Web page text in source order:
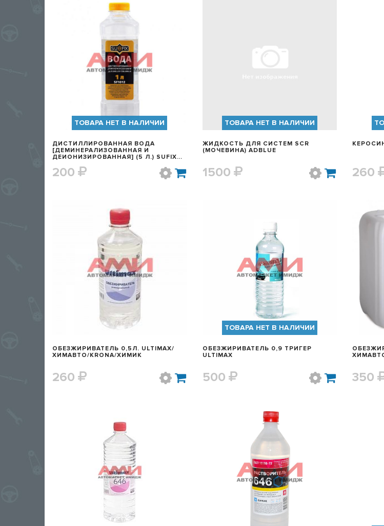
БЫСТРЫЙ ПРОСМОТР
ТОВАРА НЕТ В НАЛИЧИИ
ДИСТИЛЛИРОВАННАЯ ВОДА
[ДЕМИНЕРАЛИЗОВАННАЯ И
ДЕИОНИЗИРОВАННАЯ] (5 Л.) SUFIX
200
ТОВАРА НЕТ В НАЛИЧИИ
ЖИДКОСТЬ ДЛЯ СИСТЕМ SCR
(МОЧЕВИНА) ADBLUE
1500 260
БЫСТРЫЙ ПРОСМОТР
ОБЕЗЖИРИВАТЕЛЬ 0,5Л. ULTIMAX/
ХИМАВТО/KRONA/ХИМИК
260
БЫСТРЫЙ ПРОСМОТР
ТОВАРА НЕТ В НАЛИЧИИ
ОБЕЗЖИРИВАТЕЛЬ 0,9 ТРИГЕР
ULTIMAX
500 350
БЫСТРЫЙ ПРОСМОТР БЫСТРЫЙ ПРОСМОТР